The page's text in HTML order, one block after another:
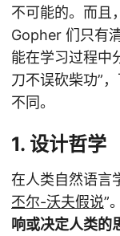
不可能的。而且
Gopher 们只有
能在学习过程中
刀不误砍柴功”
不同。
1. 设计哲学
在人类自然语
丕尔-沃夫假说”
响或决定人类的